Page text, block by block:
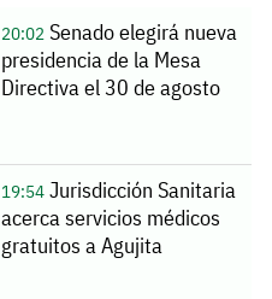
20:02Senado elegirá nueva
presidencia de la Mesa
Directiva el 30 de agosto
19:54Jurisdicción Sanitaria
acerca servicios médicos
gratuitos a Agujita